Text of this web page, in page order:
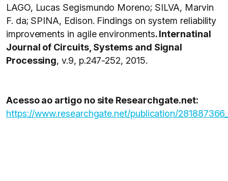
LAGO, Lucas Segismundo Moreno; SILVA, Marvin
F. da; SPINA, Edison. Findings on system reliability
improvements in agile environments. Internatinal
Journal of Circuits, Systems and Signal
Processing, v.9, p.247-252, 2015.
Acesso ao artigo no site Researchgate.net:
https://www.researchgate.net/publication/